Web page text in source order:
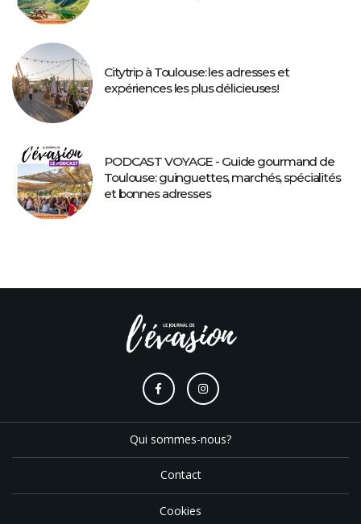
Citytrip à Toulouse: les adresses et
expériences les plus délicieuses!
PODCAST VOYAGE - Guide gourmand de
Toulouse: guinguettes, marchés, spécialités
et bonnes adresses
Qui sommes-nous?
Contact
Cookies